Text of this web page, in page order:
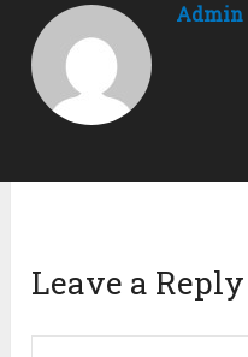
Admin
Leave a Reply